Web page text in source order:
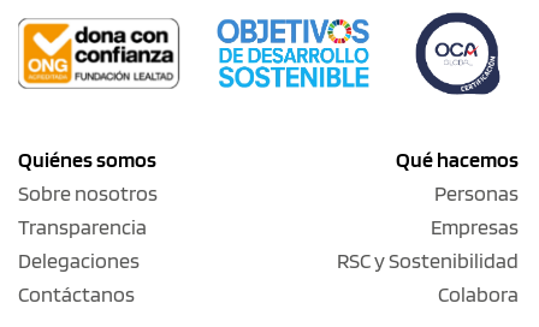
Quiénes somos
Sobre nosotros
Transparencia
Delegaciones
Contáctanos
Qué hacemos
Personas
Empresas
RSC y Sostenibilidad
Colabora